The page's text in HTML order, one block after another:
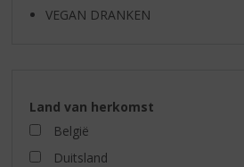
VEGAN DRANKEN
Land van herkomst
België
Duitsland